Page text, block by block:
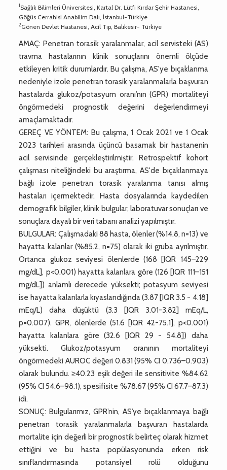
1Sağlık Bilimleri Üniversitesi, Kartal Dr. Lütfi Kırdar Şehir Hastanesi,
Göğüs Cerrahisi Anabilim Dalı, İstanbul-Türkiye
2Gönen Devlet Hastanesi, Acil Tıp, Balıkesir- Türkiye
AMAÇ: Penetran torasik yaralanmalar, acil servisteki (AS)
travma hastalarının klinik sonuçlarını önemli ölçüde
etkileyen kritik durumlardır. Bu çalışma, AS'ye bıçaklanma
nedeniyle izole penetran torasik yaralanmalarla başvuran
hastalarda glukoz/potasyum oranı’nın (GPR) mortaliteyi
öngörmedeki prognostik değerini değerlendirmeyi
amaçlamaktadır.
GEREÇ VE YÖNTEM: Bu çalışma, 1 Ocak 2021 ve 1 Ocak
2023 tarihleri arasında üçüncü basamak bir hastanenin
acil servisinde gerçekleştirilmiştir. Retrospektif kohort
çalışması niteliğindeki bu araştırma, AS'de bıçaklanmaya
bağlı izole penetran torasik yaralanma tanısı almış
hastaları içermektedir. Hasta dosyalarında kaydedilen
demografik bilgiler, klinik bulgular, laboratuvar sonuçları ve
sonuçlara dayalı bir veri tabanı analizi yapılmıştır.
BULGULAR: Çalışmadaki 88 hasta, ölenler (%14.8, n=13) ve
hayatta kalanlar (%85.2, n=75) olarak iki gruba ayrılmıştır.
Ortanca glukoz seviyesi ölenlerde (168 [IQR 145–229
mg/dL], p<0.001) hayatta kalanlara göre (126 [IQR 111–151
mg/dL]) anlamlı derecede yüksekti; potasyum seviyesi
ise hayatta kalanlarla kıyaslandığında (3.87 [IQR 3.5 - 4.18]
mEq/L) daha düşüktü (3.3 [IQR 3.01-3.82] mEq/L,
p=0.007). GPR, ölenlerde (51.6 [IQR 42-75.1], p<0.001)
hayatta kalanlara göre (32.6 [IQR 29 - 54.8]) daha
yüksekti. Glukoz/potasyum oranının mortaliteyi
öngörmedeki AUROC değeri 0.831 (95% CI 0.736–0.903)
olarak bulundu. ≥40.23 eşik değeri ile sensitivite %84.62
(95% CI 54.6–98.1), spesifisite %78.67 (95% CI 67.7–87.3)
idi.
SONUÇ: Bulgularımız, GPR’nin, AS’ye bıçaklanmaya bağlı
penetran torasik yaralanmalarla başvuran hastalarda
mortalite için değerli bir prognostik belirteç olarak hizmet
ettiğini ve bu hasta popülasyonunda erken risk
sınıflandırmasında potansiyel rolü olduğunu